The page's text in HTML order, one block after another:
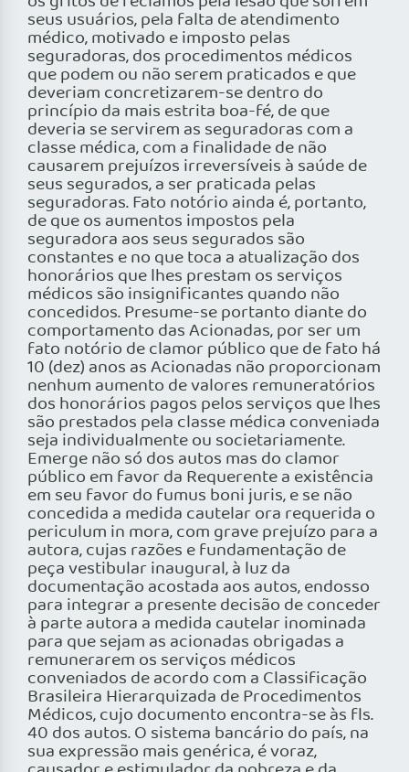
seus usuários, pela falta de atendimento
médico, motivado e imposto pelas
seguradoras, dos procedimentos médicos
que podem ou não serem praticados e que
deveriam concretizarem-se dentro do
princípio da mais estrita boa-fé, de que
deveria se servirem as seguradoras com a
classe médica, com a finalidade de não
causarem prejuízos irreversíveis à saúde de
seus segurados, a ser praticada pelas
seguradoras. Fato notório ainda é, portanto,
de que os aumentos impostos pela
seguradora aos seus segurados são
constantes e no que toca a atualização dos
honorários que lhes prestam os serviços
médicos são insignificantes quando não
concedidos. Presume-se portanto diante do
comportamento das Acionadas, por ser um
fato notório de clamor público que de fato há
10 (dez) anos as Acionadas não proporcionam
nenhum aumento de valores remuneratórios
dos honorários pagos pelos serviços que lhes
são prestados pela classe médica conveniada
seja individualmente ou societariamente.
Emerge não só dos autos mas do clamor
público em favor da Requerente a existência
em seu favor do fumus boni juris, e se não
concedida a medida cautelar ora requerida o
periculum in mora, com grave prejuízo para a
autora, cujas razões e fundamentação de
peça vestibular inaugural, à luz da
documentação acostada aos autos, endosso
para integrar a presente decisão de conceder
à parte autora a medida cautelar inominada
para que sejam as acionadas obrigadas a
remunerarem os serviços médicos
conveniados de acordo com a Classificação
Brasileira Hierarquizada de Procedimentos
Médicos, cujo documento encontra-se às fls.
40 dos autos. O sistema bancário do país, na
sua expressão mais genérica, é voraz,